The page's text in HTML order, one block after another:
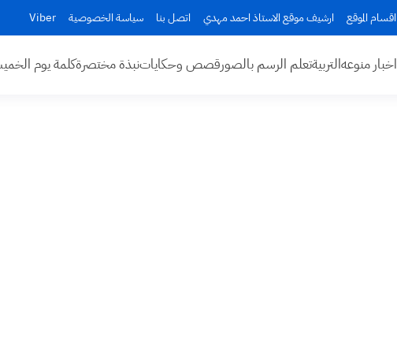
اقسام الموقع ارشيف موقع الاستاذ احمد مهدي اتصل بنا سياسة الخصوصية Viber
اخبار منوعهالتربيةتعلم الرسم بالصورقصص وحكاياتنبذة مختصرةكلمة يوم